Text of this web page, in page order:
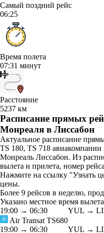
Самый поздний рейс
06:25
Время полета
07:31 минут
Расстояние
5237 км
Расписание прямых
Монреаля в Лиссабон
Актуальное расписание
TS 180, TS 718
Монреаль Лиссабон. Из
вылета и прилета, номер
Нажмите на ссылку "Узнать
цены.
Более 9 рейсов в неделю,
Указано местное время
19:00 → 06:30
Air Transat TS680
YUL →
19:00 → 06:30 YUL →